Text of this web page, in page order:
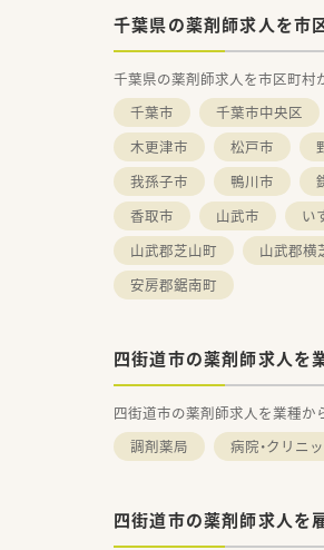
千葉県の薬剤師求人を市
千葉県の薬剤師求人を市区町村
千葉市
千葉市中央区
木更津市
松戸市
我孫子市
鴨川市
香取市
山武市 い
山武郡芝山町
山武郡横
安房郡鋸南町
四街道市の薬剤師求人を
四街道市の薬剤師求人を業種か
調剤薬局
病院・クリニ
四街道市の薬剤師求人を